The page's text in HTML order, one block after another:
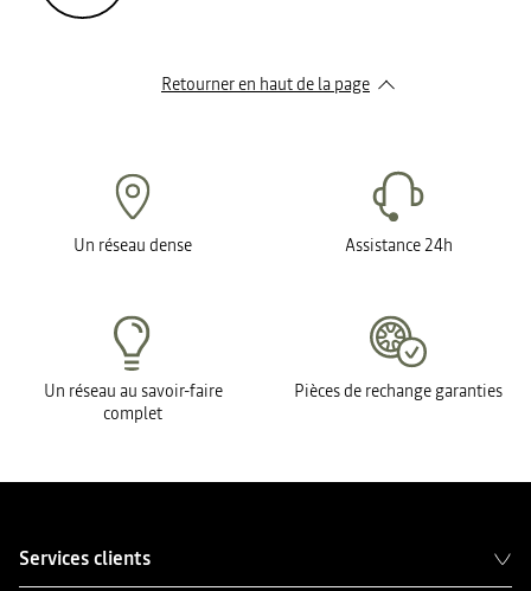
Retourner en haut de la page
Un réseau dense Assistance 24h
Un réseau au savoir-faire
complet
Pièces de rechange garanties
Services clients